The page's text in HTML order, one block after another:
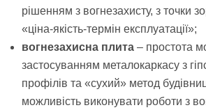
рішенням з вогнезахисту, з точки
«ціна-якість-термін експлуатації»;
вогнезахисна плита – простота
застосуванням металокаркасу з
профілів та «сухий» метод
можливість виконувати роботи з